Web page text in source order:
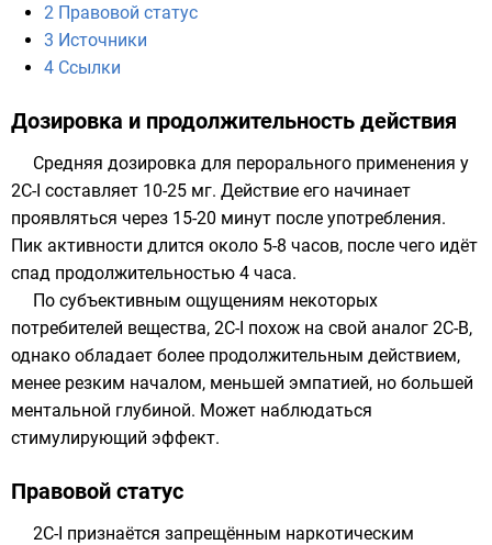
2 Правовой статус
3 Источники
4 Ссылки
Дозировка и продолжительность действия
Средняя дозировка для перорального применения у
2С-I составляет 10-25 мг. Действие его начинает
проявляться через 15-20 минут после употребления.
Пик активности длится около 5-8 часов, после чего идёт
спад продолжительностью 4 часа.
По субъективным ощущениям некоторых
потребителей вещества, 2C-I похож на свой аналог 2C-B,
однако обладает более продолжительным действием,
менее резким началом, меньшей эмпатией, но большей
ментальной глубиной. Может наблюдаться
стимулирующий эффект.
Правовой статус
2C-I признаётся запрещённым наркотическим